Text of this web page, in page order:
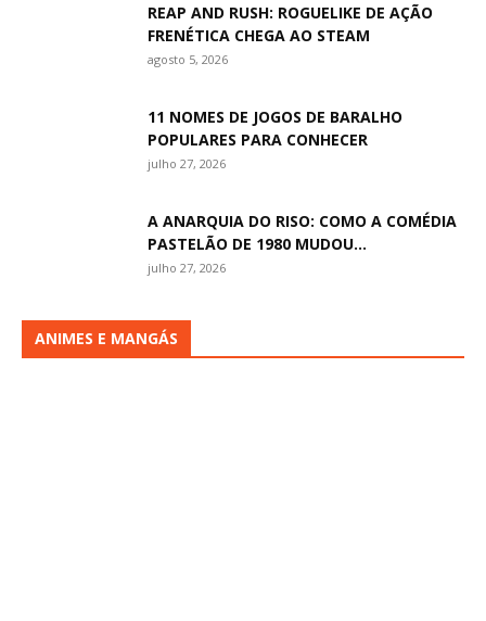
REAP AND RUSH: ROGUELIKE DE AÇÃO
FRENÉTICA CHEGA AO STEAM
agosto 5, 2026
11 NOMES DE JOGOS DE BARALHO
POPULARES PARA CONHECER
julho 27, 2026
A ANARQUIA DO RISO: COMO A COMÉDIA
PASTELÃO DE 1980 MUDOU...
julho 27, 2026
ANIMES E MANGÁS